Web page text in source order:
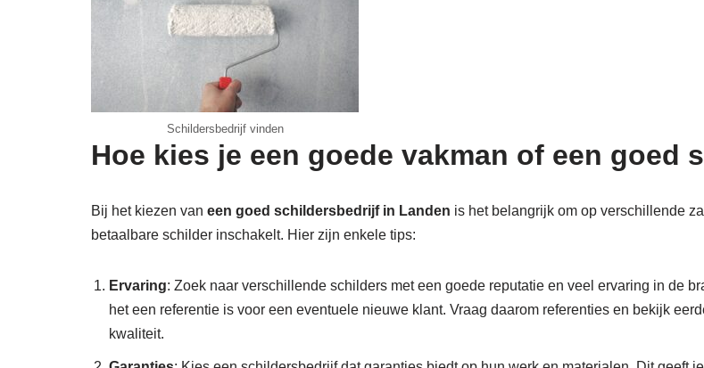
Schildersbedrijf vinden
Hoe kies je een goede vakman of een goed
Bij het kiezen van een goed schildersbedrijf in Landen is het belangrijk om op verschillende
betaalbare schilder inschakelt. Hier zijn enkele tips:
Ervaring: Zoek naar verschillende schilders met een goede reputatie en veel ervaring in de
het een referentie is voor een eventuele nieuwe klant. Vraag daarom referenties en bekijk
kwaliteit.